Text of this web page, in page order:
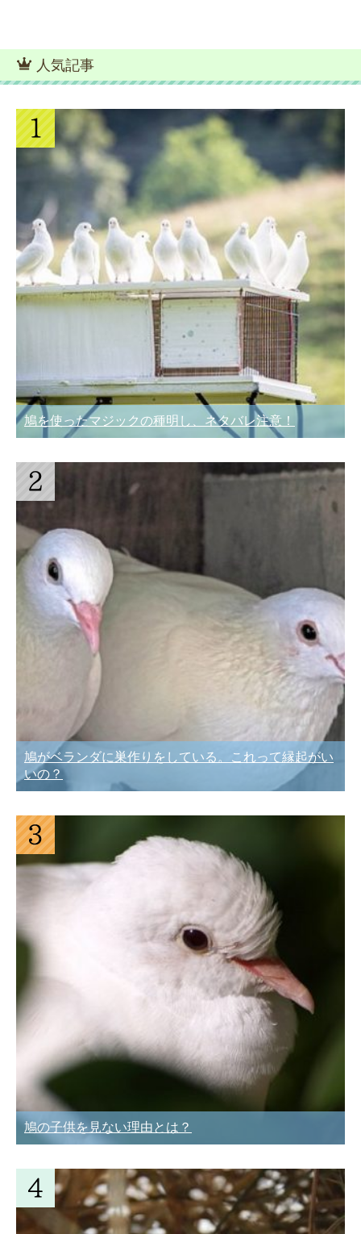
人気記事
鳩を使ったマジックの種明し、ネタバレ注意！
鳩がベランダに巣作りをしている。これって縁起がい
いの？
鳩の子供を見ない理由とは？